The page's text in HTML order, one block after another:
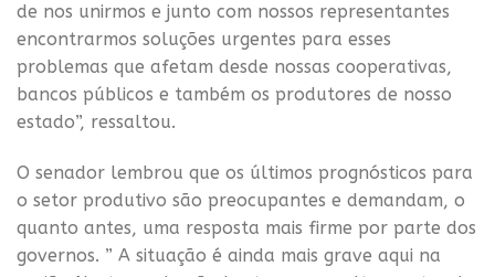
de nos unirmos e junto com nossos representantes
encontrarmos soluções urgentes para esses
problemas que afetam desde nossas cooperativas,
bancos públicos e também os produtores de nosso
estado”, ressaltou.
O senador lembrou que os últimos prognósticos para
o setor produtivo são preocupantes e demandam, o
quanto antes, uma resposta mais firme por parte dos
governos. ” A situação é ainda mais grave aqui na